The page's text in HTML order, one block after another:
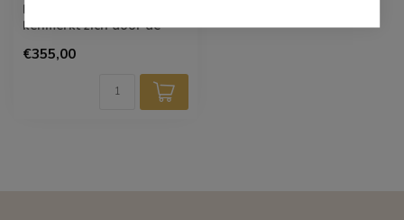
De Misaki eetkamerstoel
kenmerkt zich door de
armleuningen die...
€355,00